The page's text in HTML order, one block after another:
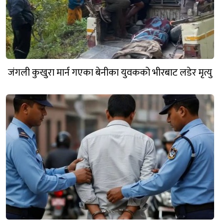
जंगली कुखुरा मार्न गएका बेनीका युवकको भीरबाट लडेर मृत्यु